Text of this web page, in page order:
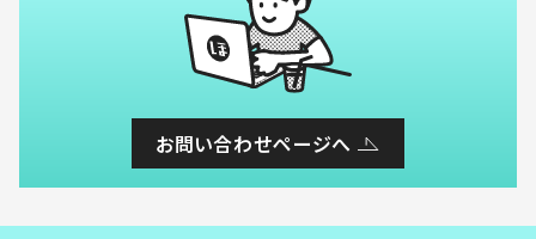
お問い合わせページへ